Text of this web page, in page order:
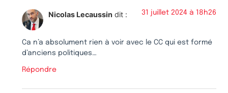
Nicolas Lecaussin dit : 31 juillet 2024 à 18h26
Ca n’a absolument rien à voir avec le CC qui est formé
d’anciens politiques…
Répondre